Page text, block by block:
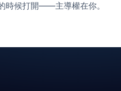
時候打開——主導權在你。